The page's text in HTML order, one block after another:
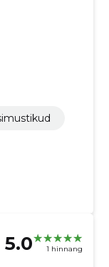
5.0 1 hinnang